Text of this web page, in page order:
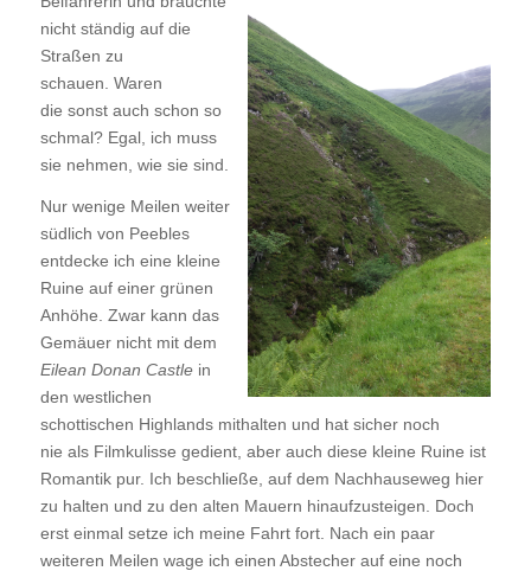
nicht ständig auf die
Straßen zu
schauen. Waren
die sonst auch schon so
schmal? Egal, ich muss
sie nehmen, wie sie sind.
Nur wenige Meilen weiter
südlich von Peebles
entdecke ich eine kleine
Ruine auf einer grünen
Anhöhe. Zwar kann das
Gemäuer nicht mit dem
Eilean Donan Castlein
den westlichen
schottischen Highlands mithalten und hat sicher noch
nie als Filmkulisse gedient, aber auch diese kleine Ruine ist
Romantik pur. Ich beschließe, auf dem Nachhauseweg hier
zu halten und zu den alten Mauern hinaufzusteigen. Doch
erst einmal setze ich meine Fahrt fort. Nach ein paar
weiteren Meilen wage ich einen Abstecher auf eine noch